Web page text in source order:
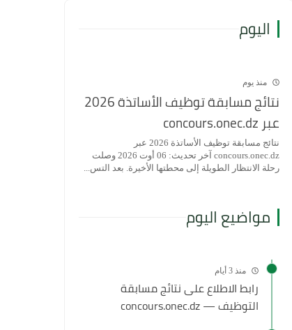
اليوم
منذ يوم
نتائج مسابقة توظيف الأساتذة 2026
عبر concours.onec.dz
نتائج مسابقة توظيف الأساتذة 2026 عبر
concours.onec.dz آخر تحديث: 06 أوت 2026 وصلت
رحلة الانتظار الطويلة إلى محطتها الأخيرة. بعد التس...
مواضيع اليوم
منذ 3 أيام
رابط الاطلاع على نتائج مسابقة
التوظيف — concours.onec.dz